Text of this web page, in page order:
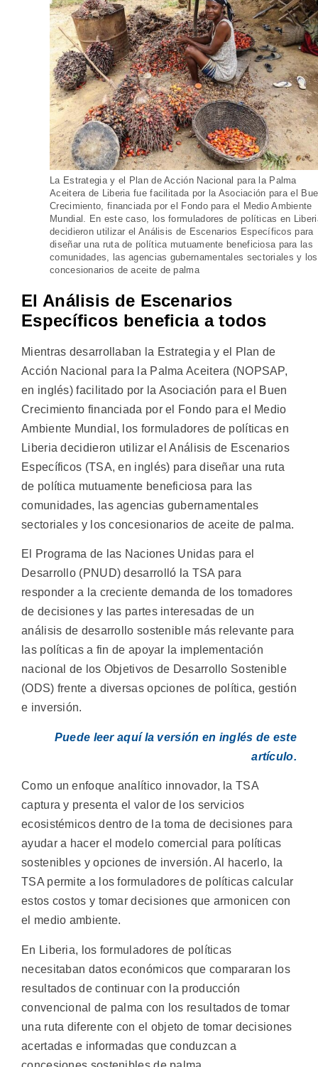
La Estrategia y el Plan de Acción Nacional para la Palma
Aceitera de Liberia fue facilitada por la Asociación para el
Crecimiento, financiada por el Fondo para el Medio Ambiente
Mundial. En este caso, los formuladores de políticas en
decidieron utilizar el Análisis de Escenarios Específicos para
diseñar una ruta de política mutuamente beneficiosa para las
comunidades, las agencias gubernamentales sectoriales y los
concesionarios de aceite de palma
El Análisis de Escenarios
Específicos beneficia a todos
Mientras desarrollaban la Estrategia y el Plan de
Acción Nacional para la Palma Aceitera (NOPSAP,
en inglés) facilitado por la Asociación para el Buen
Crecimiento financiada por el Fondo para el Medio
Ambiente Mundial, los formuladores de políticas en
Liberia decidieron utilizar el Análisis de Escenarios
Específicos (TSA, en inglés) para diseñar una ruta
de política mutuamente beneficiosa para las
comunidades, las agencias gubernamentales
sectoriales y los concesionarios de aceite de palma.
El Programa de las Naciones Unidas para el
Desarrollo (PNUD) desarrolló la TSA para
responder a la creciente demanda de los tomadores
de decisiones y las partes interesadas de un
análisis de desarrollo sostenible más relevante para
las políticas a fin de apoyar la implementación
nacional de los Objetivos de Desarrollo Sostenible
(ODS) frente a diversas opciones de política, gestión
e inversión.
Puede leer aquí la versión en inglés de este
artículo.
Como un enfoque analítico innovador, la TSA
captura y presenta el valor de los servicios
ecosistémicos dentro de la toma de decisiones para
ayudar a hacer el modelo comercial para políticas
sostenibles y opciones de inversión. Al hacerlo, la
TSA permite a los formuladores de políticas calcular
estos costos y tomar decisiones que armonicen con
el medio ambiente.
En Liberia, los formuladores de políticas
necesitaban datos económicos que compararan los
resultados de continuar con la producción
convencional de palma con los resultados de tomar
una ruta diferente con el objeto de tomar decisiones
acertadas e informadas que conduzcan a